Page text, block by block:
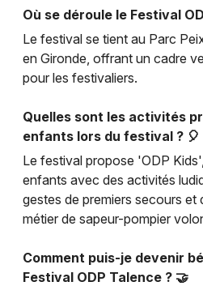
Où se déroule le Festival
Le festival se tient au Parc
en Gironde, offrant un cadre
pour les festivaliers.
Quelles sont les activités
enfants lors du festival ? 🎈
Le festival propose 'ODP
enfants avec des activités
gestes de premiers secours et
métier de sapeur-pompier
Comment puis-je devenir
Festival ODP Talence ? 🤝